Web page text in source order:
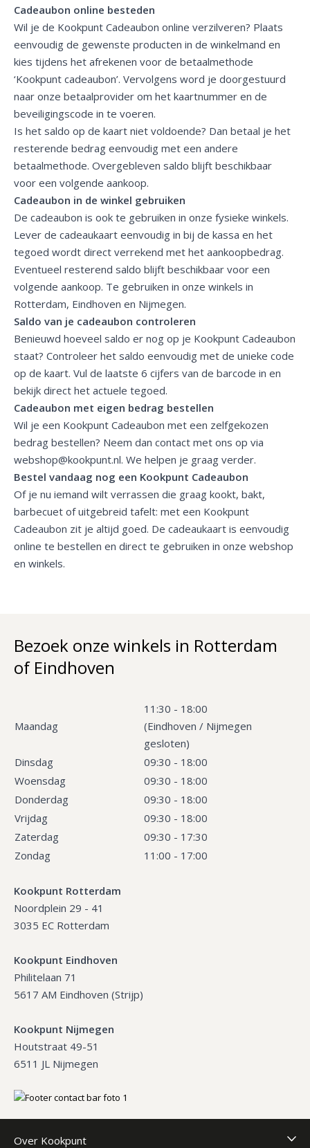
Cadeaubon online besteden
Wil je de Kookpunt Cadeaubon online verzilveren? Plaats
eenvoudig de gewenste producten in de winkelmand en
kies tijdens het afrekenen voor de betaalmethode
‘Kookpunt cadeaubon’. Vervolgens word je doorgestuurd
naar onze betaalprovider om het kaartnummer en de
beveiligingscode in te voeren.
Is het saldo op de kaart niet voldoende? Dan betaal je het
resterende bedrag eenvoudig met een andere
betaalmethode. Overgebleven saldo blijft beschikbaar
voor een volgende aankoop.
Cadeaubon in de winkel gebruiken
De cadeaubon is ook te gebruiken in onze fysieke winkels.
Lever de cadeaukaart eenvoudig in bij de kassa en het
tegoed wordt direct verrekend met het aankoopbedrag.
Eventueel resterend saldo blijft beschikbaar voor een
volgende aankoop. Te gebruiken in onze winkels in
Rotterdam, Eindhoven en Nijmegen.
Saldo van je cadeaubon controleren
Benieuwd hoeveel saldo er nog op je Kookpunt Cadeaubon
staat? Controleer het saldo eenvoudig met de unieke code
op de kaart. Vul de laatste 6 cijfers van de barcode in en
bekijk direct het actuele tegoed.
Cadeaubon met eigen bedrag bestellen
Wil je een Kookpunt Cadeaubon met een zelfgekozen
bedrag bestellen? Neem dan contact met ons op via
webshop@kookpunt.nl. We helpen je graag verder.
Bestel vandaag nog een Kookpunt Cadeaubon
Of je nu iemand wilt verrassen die graag kookt, bakt,
barbecuet of uitgebreid tafelt: met een Kookpunt
Cadeaubon zit je altijd goed. De cadeaukaart is eenvoudig
online te bestellen en direct te gebruiken in onze webshop
en winkels.
Bezoek onze winkels in Rotterdam
of Eindhoven
Maandag
11:30 - 18:00
(Eindhoven / Nijmegen
gesloten)
Dinsdag
09:30 - 18:00
Woensdag
09:30 - 18:00
Donderdag
09:30 - 18:00
Vrijdag
09:30 - 18:00
Zaterdag
09:30 - 17:30
Zondag
11:00 - 17:00
Kookpunt Rotterdam
Noordplein 29 - 41
3035 EC Rotterdam
Kookpunt Eindhoven
Philitelaan 71
5617 AM Eindhoven (Strijp)
Kookpunt Nijmegen
Houtstraat 49-51
6511 JL Nijmegen
Over Kookpunt